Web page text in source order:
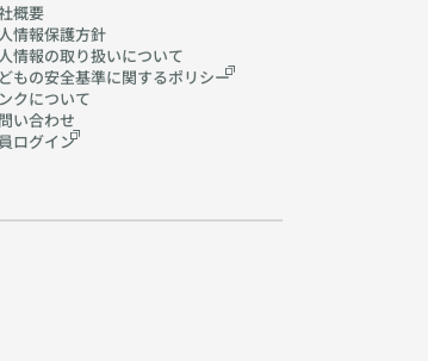
概要
情報保護方針
情報の取り扱いについて
もの安全基準に関するポリシー
クについて
い合わせ
ログイン